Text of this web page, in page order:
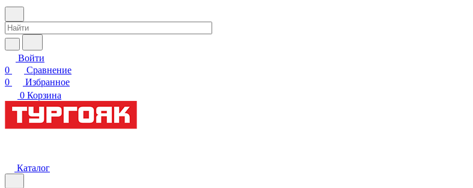
Войти
0
Сравнение
0
Избранное
0 Корзина
Каталог